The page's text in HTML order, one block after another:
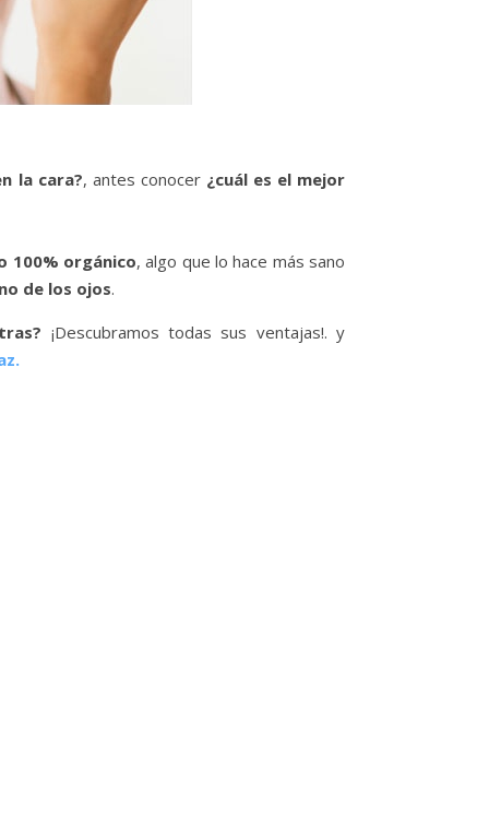
la cara?, antes conocer ¿cuál es el mejor
100% orgánico, algo que lo hace más sano
de los ojos.
¡Descubramos todas sus ventajas!. y